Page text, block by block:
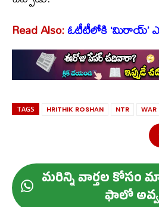
Read Also:ఓటీటీలోకి ‘మిరాయ్’
TAGS HRITHIK ROSHAN NTR WAR
మ‌రిన్ని వార్త‌ల కోసం
ఫాలో